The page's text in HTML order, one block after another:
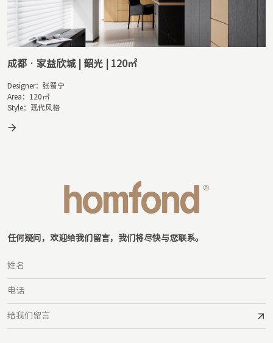
成都 . 华润24城紫云府 | 一方 | 93㎡
Designer：钟河荣
Area：93㎡
Style：混搭
任何疑问，欢迎给我们留言，我们将尽快与您联系。